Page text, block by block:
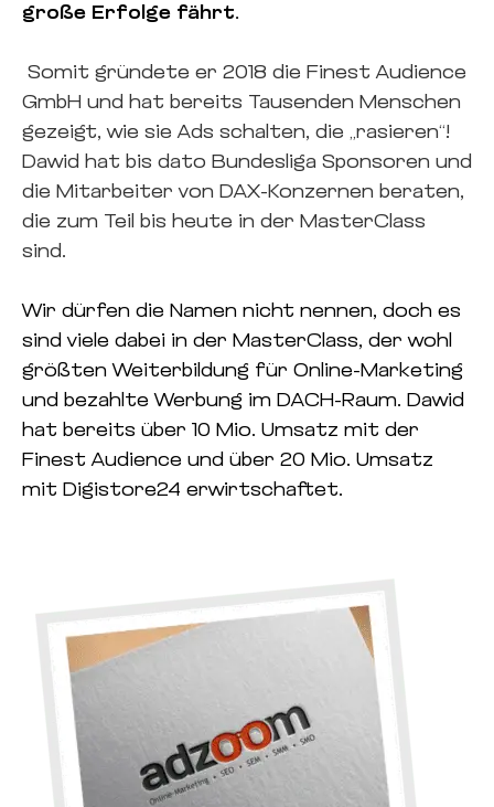
große Erfolge fährt.
Somit gründete er 2018 die Finest Audience
GmbH und hat bereits Tausenden Menschen
gezeigt, wie sie Ads schalten, die „rasieren“!
Dawid hat bis dato Bundesliga Sponsoren und
die Mitarbeiter von DAX-Konzernen beraten,
die zum Teil bis heute in der MasterClass
sind.
Wir dürfen die Namen nicht nennen, doch es
sind viele dabei in der MasterClass, der wohl
größten Weiterbildung für Online-Marketing
und bezahlte Werbung im DACH-Raum. Dawid
hat bereits über 10 Mio. Umsatz mit der
Finest Audience und über 20 Mio. Umsatz
mit Digistore24 erwirtschaftet.